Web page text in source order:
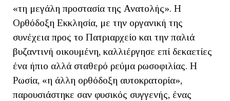
«τη μεγάλη προστασία της Ανατολής». Η
Ορθόδοξη Εκκλησία, με την οργανική της
συνέχεια προς το Πατριαρχείο και την παλιά
βυζαντινή οικουμένη, καλλιέργησε επί δεκαετίες
ένα ήπιο αλλά σταθερό ρεύμα ρωσοφιλίας. Η
Ρωσία, «η άλλη ορθόδοξη αυτοκρατορία»,
παρουσιάστηκε σαν φυσικός συγγενής, ένας